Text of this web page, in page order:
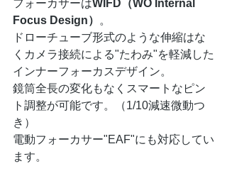
フォーカサーはWIFD（WO Internal
Focus Design）
。
ドローチューブ形式のような伸縮はな
くカメラ接続による"たわみ"を軽減した
インナーフォーカスデザイン。
鏡筒全長の変化もなくスマートなピン
ト調整が可能です。（1/10減速微動つ
き）
電動フォーカサー"EAF"にも対応してい
ます。